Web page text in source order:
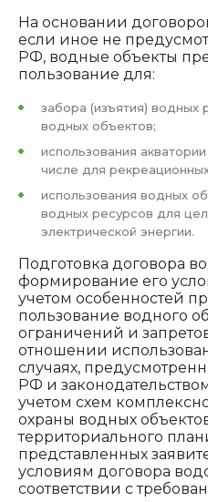
На основании
если иное не
РФ, водные объекты
пользование для:
забора (изъятия) водных
водных объектов;
использования
числе для
использования водных
водных ресурсов для
электрической энергии.
Подготовка договора
формирование его
учетом особенностей
пользование водного
ограничений и
отношении
случаях,
РФ и
учетом схем
охраны водных
территориального
представленных
условиям договора
соответствии с